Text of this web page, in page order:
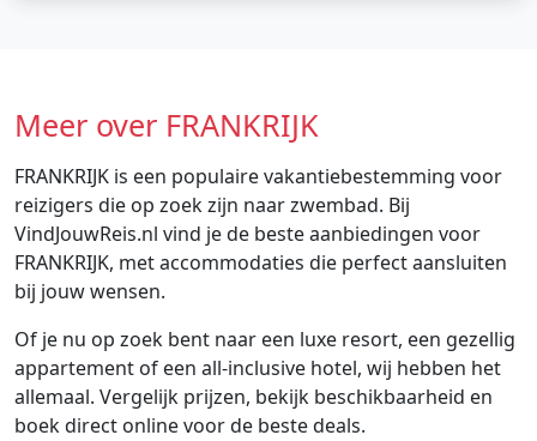
Meer over FRANKRIJK
FRANKRIJK is een populaire vakantiebestemming voor
reizigers die op zoek zijn naar zwembad. Bij
VindJouwReis.nl vind je de beste aanbiedingen voor
FRANKRIJK, met accommodaties die perfect aansluiten
bij jouw wensen.
Of je nu op zoek bent naar een luxe resort, een gezellig
appartement of een all-inclusive hotel, wij hebben het
allemaal. Vergelijk prijzen, bekijk beschikbaarheid en
boek direct online voor de beste deals.